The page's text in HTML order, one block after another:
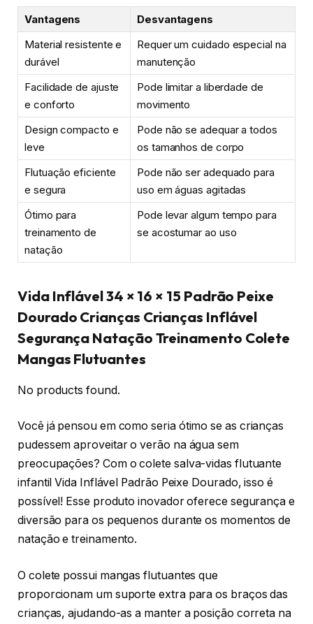
Vantagens
Desvantagens
Material resistente e
durável
Requer um cuidado especial na
manutenção
Facilidade de ajuste
e conforto
Pode limitar a liberdade de
movimento
Design compacto e
leve
Pode não se adequar a todos
os tamanhos de corpo
Flutuação eficiente
e segura
Pode não ser adequado para
uso em águas agitadas
Ótimo para
treinamento de
natação
Pode levar algum tempo para
se acostumar ao uso
Vida Inflável 34 × 16 × 15 Padrão Peixe
Dourado Crianças Crianças Inflável
Segurança Natação Treinamento Colete
Mangas Flutuantes
No products found.
Você já pensou em como seria ótimo se as crianças
pudessem aproveitar o verão na água sem
preocupações? Com o colete salva-vidas flutuante
infantil Vida Inflável Padrão Peixe Dourado, isso é
possível! Esse produto inovador oferece segurança e
diversão para os pequenos durante os momentos de
natação e treinamento.
O colete possui mangas flutuantes que
proporcionam um suporte extra para os braços das
crianças, ajudando-as a manter a posição correta na